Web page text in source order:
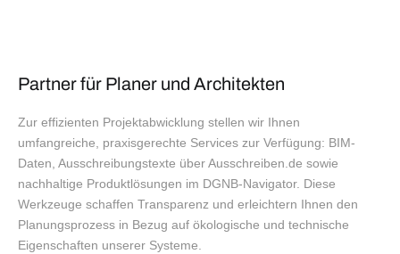
Partner für Planer und Architekten
Zur effizienten Projektabwicklung stellen wir Ihnen
umfangreiche, praxisgerechte Services zur Verfügung: BIM-
Daten, Ausschreibungstexte über Ausschreiben.de sowie
nachhaltige Produktlösungen im DGNB-Navigator. Diese
Werkzeuge schaffen Transparenz und erleichtern Ihnen den
Planungsprozess in Bezug auf ökologische und technische
Eigenschaften unserer Systeme.